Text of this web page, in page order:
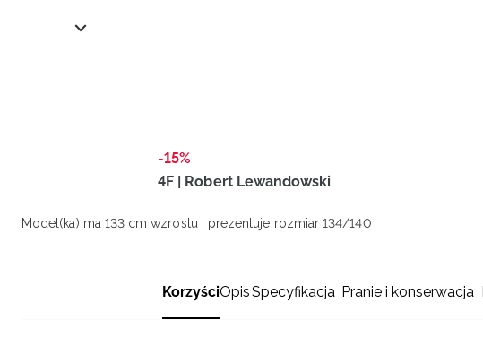
-15%
4F | Robert Lewandowski
Model(ka) ma 133 cm wzrostu i prezentuje rozmiar 134/140
KorzyściOpisSpecyfikacja Pranie i konserwacja